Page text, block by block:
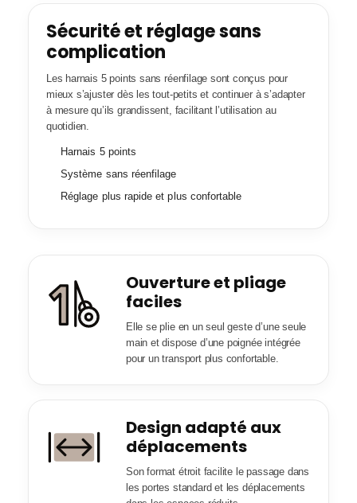
Sécurité et réglage sans
complication
Les harnais 5 points sans réenfilage sont conçus pour
mieux s’ajuster dès les tout-petits et continuer à s’adapter
à mesure qu’ils grandissent, facilitant l’utilisation au
quotidien.
Harnais 5 points
Système sans réenfilage
Réglage plus rapide et plus confortable
Ouverture et pliage
faciles
Elle se plie en un seul geste d’une seule
main et dispose d’une poignée intégrée
pour un transport plus confortable.
Design adapté aux
déplacements
Son format étroit facilite le passage dans
les portes standard et les déplacements